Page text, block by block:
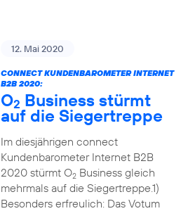
12. Mai 2020
CONNECT KUNDENBAROMETER INTERNET
B2B 2020:
O2 Business stürmt
auf die Siegertreppe
Im diesjährigen connect
Kundenbarometer Internet B2B
2020 stürmt O2Business gleich
mehrmals auf die Siegertreppe.1)
Besonders erfreulich: Das Votum